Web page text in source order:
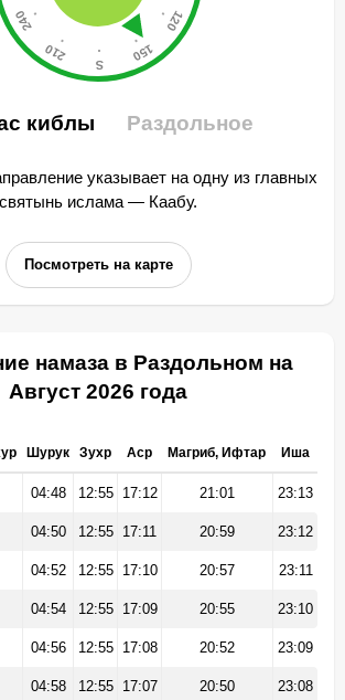
киблы Раздольное
указывает на одну из главных
святынь ислама — Каабу.
Посмотреть на карте
намаза в Раздольном на
Август 2026 года
Шурук Зухр Аср Магриб, Ифтар Иша
04:48 12:55 17:12 21:01 23:13
04:50 12:55 17:11 20:59 23:12
04:52 12:55 17:10 20:57 23:11
04:54 12:55 17:09 20:55 23:10
04:56 12:55 17:08 20:52 23:09
04:58 12:55 17:07 20:50 23:08